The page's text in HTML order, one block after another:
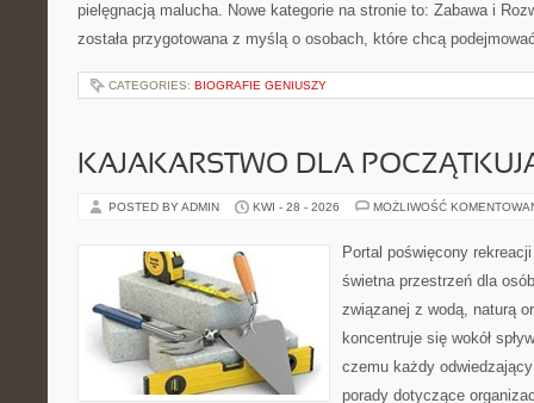
pielęgnacją malucha. Nowe kategorie na stronie to: Zabawa i
została przygotowana z myślą o osobach, które chcą
CATEGORIES: BIOGRAFIE GENIUSZY
KAJAKARSTWO DLA
POSTED BY ADMIN KWI - 28 - 2026 MOŻLIWOŚĆ
Portal poświęcony
świetna przestrzeń dla
związanej z wodą, naturą
koncentruje się wokół
czemu każdy
porady dotyczące